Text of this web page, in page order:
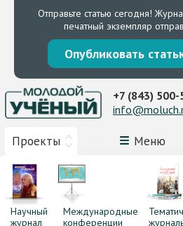
Отправьте статью сегодня!
печатный экземпляр
Опубликовать
Проекты Меню
+7 (843) 500-
Научный
журнал
Международные
конференции